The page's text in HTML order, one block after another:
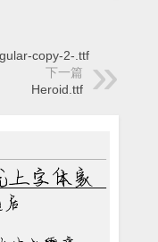
copy-2-.ttf
下一篇
Heroid.ttf